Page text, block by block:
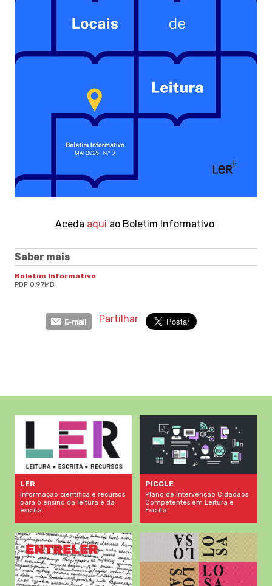
Aceda aqui ao Boletim Informativo
Saber mais
Boletim Informativo
PDF 0.97MB
Partilhar
LER
Informação científica e recursos
para o ensino da leitura e da
escrita.
PICCLE
Plano de Intervenção Cidadãos
Competentes em Leitura e
Escrita.